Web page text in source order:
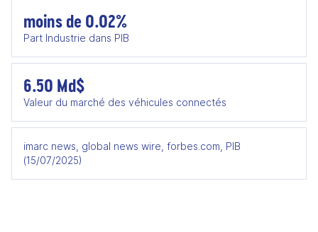
moins de 0.02%
Part Industrie dans PIB
6.50 Md$
Valeur du marché des véhicules connectés
imarc news, global news wire, forbes.com, PIB
(15/07/2025)